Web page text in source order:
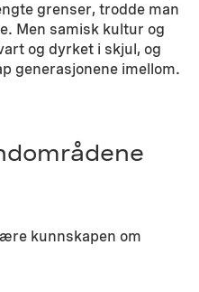
grenser, trodde man
Men samisk kultur og
og dyrket i skjul, og
generasjonene imellom.
kunnskapen om